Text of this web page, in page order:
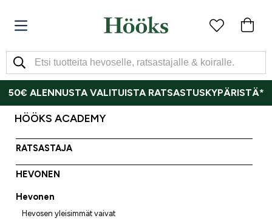
50€ ALENNUSTA VALITUISTA RATSASTUSKYPÄRISTÄ*
HÖÖKS ACADEMY
RATSASTAJA
HEVONEN
Hevonen
Hevosen yleisimmät vaivat